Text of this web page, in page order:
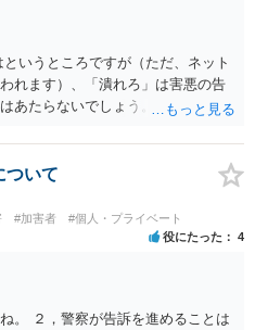
わけではありません。完全無償・
作物」としての側面が強く評価さ
収益がある場合は「商業利用」と
る可能性があります。 公開前に変
公開の場でアドバイスするにも限
参の上、弁護士に相談されること
いうところですが（ただ、ネット
れます）、「潰れろ」は害悪の告
あたらないでしょう。 もっとも、
あります。
ついて
#加害者 #個人・プライベート
役にたった 4
。 ２，警察が告訴を進めることは